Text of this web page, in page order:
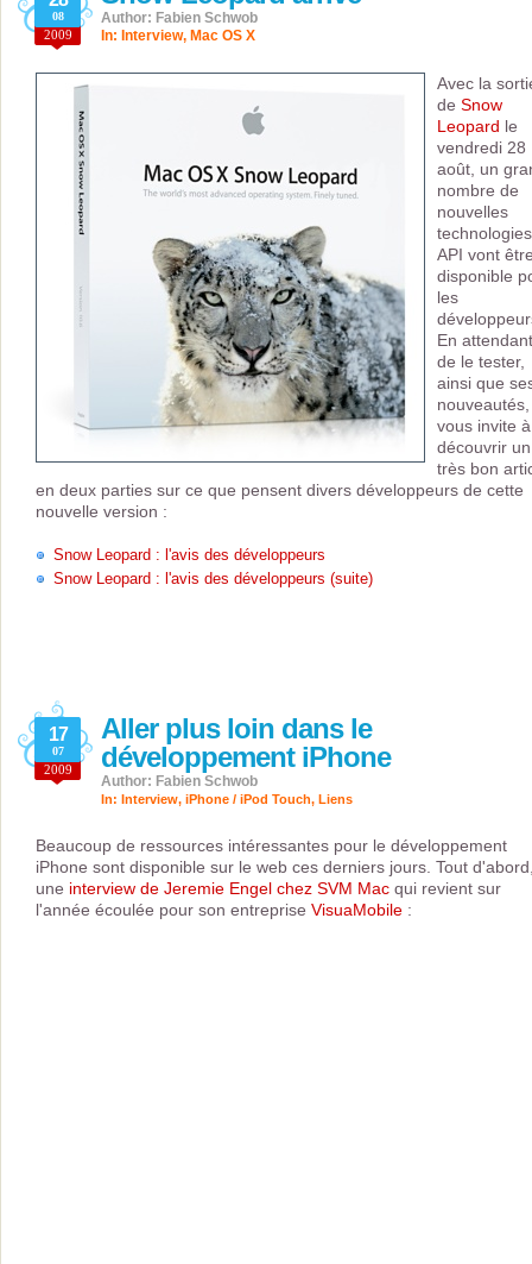
08
2009
Author: Fabien Schwob
In: Interview, Mac OS X
Avec la
de Snow
Leopard le
vendredi 28
août, un
nombre de
nouvelles
API vont
disponible
les
En attendant
de le tester,
ainsi que
vous invite à
découvrir un
très bon
en deux parties sur ce que pensent divers développeurs de cette
nouvelle version :
Snow Leopard : l'avis des développeurs
Snow Leopard : l'avis des développeurs (suite)
Aller plus loin dans le
développement iPhone
17
07
2009
Author: Fabien Schwob
In: Interview, iPhone / iPod Touch, Liens
Beaucoup de ressources intéressantes pour le développement
iPhone sont disponible sur le web ces derniers jours. Tout
une interview de Jeremie Engel chez SVM Mac qui revient sur
l'année écoulée pour son entreprise VisuaMobile :